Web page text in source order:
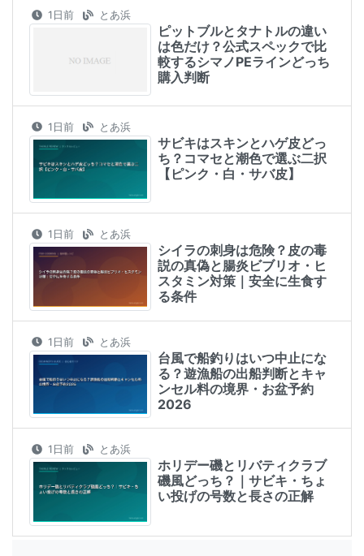
1日前 とあ浜
ピットブルとタナトルの違い
は色だけ？公式スペックで比
較するシマノPEラインどっち
購入判断
1日前 とあ浜
サビキはスキンとハゲ皮どっ
ち？コマセと潮色で選ぶ二択
【ピンク・白・サバ皮】
1日前 とあ浜
シイラの刺身は危険？皮の毒
説の真偽と腸炎ビブリオ・ヒ
スタミン対策｜安全に生食す
る条件
1日前 とあ浜
台風で船釣りはいつ中止にな
る？遊漁船の出船判断とキャ
ンセル料の境界・お盆予約
2026
1日前 とあ浜
ホリデー磯とリバティクラブ
磯風どっち？｜サビキ・ちょ
い投げの号数と長さの正解